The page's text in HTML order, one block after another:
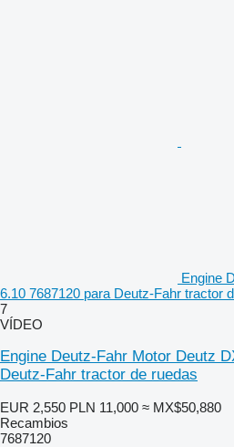
Engine
6.10 7687120 para Deutz-Fahr tractor
7
VÍDEO
Engine Deutz-Fahr Motor Deutz
Deutz-Fahr tractor de ruedas
EUR 2,550 PLN 11,000 ≈ MX$50,880
Recambios
7687120